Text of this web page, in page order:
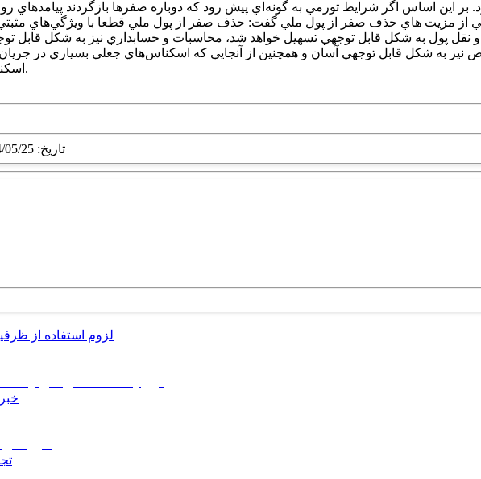
برخي از مزيت هاي حذف صفر از پول ملي گفت: حذف صفر از پول ملي قطعا با ويژگي‌هاي
و نقل پول به شکل قابل توجهي تسهيل خواهد شد، محاسبات و حسابداري نيز به شکل
نيز به شکل قابل توجهي آسان و همچنين از آنجايي که اسکناس‌هاي جعلي بسياري در
اسکناس‌هاي جعلي امحا و از مدار خارج مي‌شوند.
تاریخ: 1404/05/25 09:27 ق.ظ |